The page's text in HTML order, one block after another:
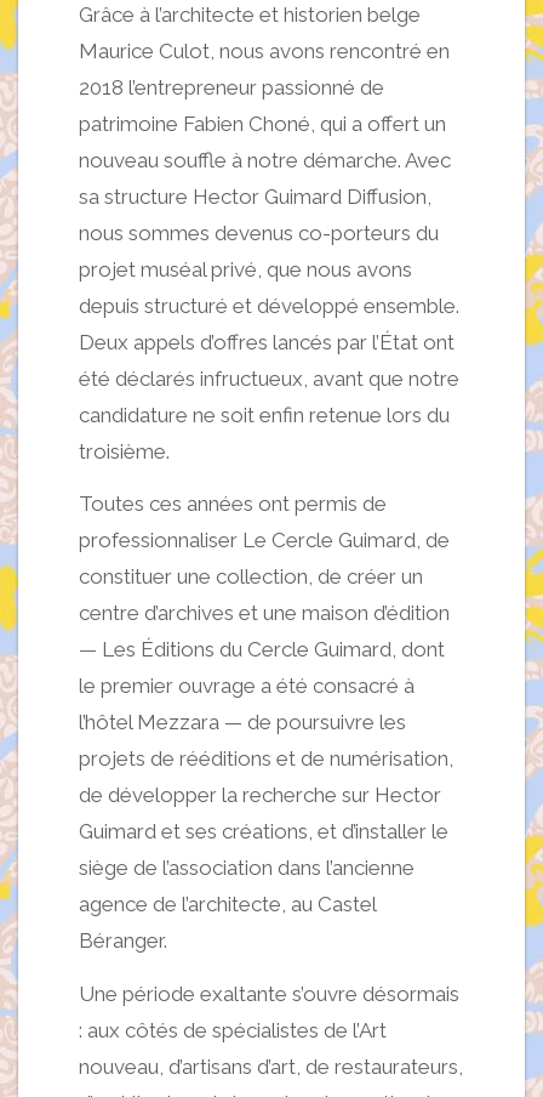
Grâce à l’architecte et historien belge
Maurice Culot, nous avons rencontré en
2018 l’entrepreneur passionné de
patrimoine Fabien Choné, qui a offert un
nouveau souffle à notre démarche. Avec
sa structure Hector Guimard Diffusion,
nous sommes devenus co-porteurs du
projet muséal privé, que nous avons
depuis structuré et développé ensemble.
Deux appels d’offres lancés par l’État ont
été déclarés infructueux, avant que notre
candidature ne soit enfin retenue lors du
troisième.
Toutes ces années ont permis de
professionnaliser Le Cercle Guimard, de
constituer une collection, de créer un
centre d’archives et une maison d’édition
— Les Éditions du Cercle Guimard, dont
le premier ouvrage a été consacré à
l’hôtel Mezzara — de poursuivre les
projets de rééditions et de numérisation,
de développer la recherche sur Hector
Guimard et ses créations, et d’installer le
siège de l’association dans l’ancienne
agence de l’architecte, au Castel
Béranger.
Une période exaltante s’ouvre désormais
: aux côtés de spécialistes de l’Art
nouveau, d’artisans d’art, de restaurateurs,